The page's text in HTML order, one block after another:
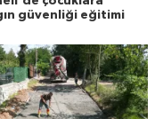
güvenliği eğitimi